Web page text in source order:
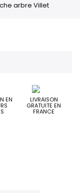
arbre Villet
EN LIVRAISON
GRATUITE EN
FRANCE